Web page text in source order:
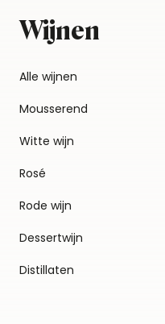
Wijnen
Alle wijnen
Mousserend
Witte wijn
Rosé
Rode wijn
Dessertwijn
Distillaten